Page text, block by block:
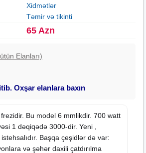
Xidmətlər
Təmir və tikinti
65 Azn
Elanları)
Oxşar elanlara baxın
Bu model 6 mmlikdir. 700 watt
1 dəqiqədə 3000-dir. Yeni ,
Başqa çeşidlər də var:
və şəhər daxili çatdırılma